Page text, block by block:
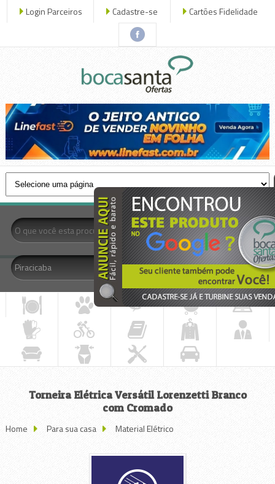
Login Parceiros Cadastre-se Cartões Fidelidade
- Todas as Categorias -
Piracicaba
Torneira Elétrica Versátil Lorenzetti Branco
com Cromado
Home
Para sua casa Material Elétrico